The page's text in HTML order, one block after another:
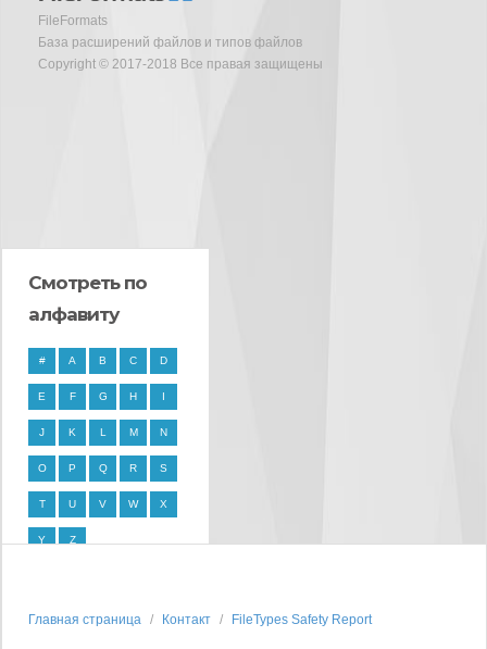
FileFormats
База расширений файлов и типов файлов
Copyright © 2017-2018 Все правая защищены
Смотреть по
алфавиту
# A B C D
E F G H I
J K L M N
O P Q R S
T U V W X
Y Z
Главная страница Контакт FileTypes Safety Report